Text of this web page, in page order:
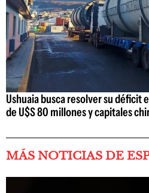
Ushuaia busca resolver su déficit
de U$S 80 millones y capitales
MÁS NOTICIAS DE